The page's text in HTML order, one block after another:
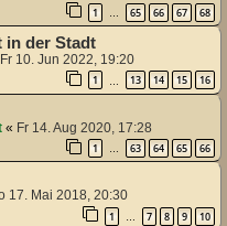
1 65 66 67 68
in der Stadt
Fr 10. Jun 2022, 19:20
1 13 14 15 16
« Fr 14. Aug 2020, 17:28
1 … 63 64 65 66
17. Mai 2018, 20:30
1 … 7 8 9 10